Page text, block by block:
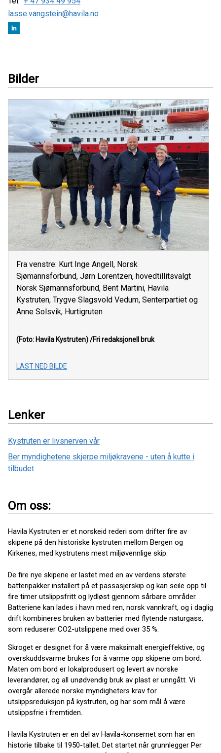
lasse.vangstein@havila.no
Bilder
Fra venstre: Kurt Inge Angell, Norsk
Sjømannsforbund, Jørn Lorentzen, hovedtillitsvalgt
Norsk Sjømannsforbund, Bent Martini, Havila
Kystruten, Trygve Slagsvold Vedum, Senterpartiet og
Anne Solsvik, Hurtigruten
(Foto: Havila Kystruten)/Fri redaksjonell bruk
LAST NED BILDE
Lenker
Kystruten er livsnerven vår
Ber myndighetene skjerpe miljøkravene - uten å kutte i
tilbudet
Om oss:
Havila Kystruten er et norskeid rederi som drifter fire av
skipene på den historiske kystruten mellom Bergen og
Kirkenes, med kystrutens mest miljøvennlige skip.
De fire nye skipene er lastet med en av verdens største
batteripakker installert på et passasjerskip og kan seile opp til
fire timer utslippsfritt og lydløst gjennom sårbare områder.
Batteriene kan lades i havn med ren, norsk vannkraft, og i daglig
drift kombineres bruken av batterier med flytende naturgass,
som reduserer CO2-utslippene med over 35 %.
Skroget er designet for å være maksimalt energieffektive, og
overskuddsvarme brukes for å varme opp skipene om bord.
Maten om bord er lokalprodusert og levert av norske
leverandører, og all unødvendig bruk av plast er unngått. Vi
overgår allerede norske myndigheters krav for
utslippsreduksjon på kystruten, og har som mål å være
utslippsfrie i fremtiden.
Havila Kystruten er en del av Havila-konsernet som har en
historie tilbake til 1950-tallet. Det startet når grunnlegger Per